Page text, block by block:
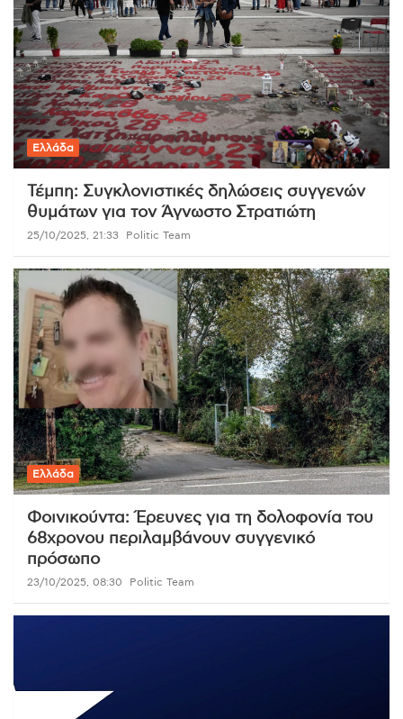
Ελλάδα
Τέμπη: Συγκλονιστικές δηλώσεις συγγενών
θυμάτων για τον Άγνωστο Στρατιώτη
25/10/2025, 21:33 Politic Team
Ελλάδα
Φοινικούντα: Έρευνες για τη δολοφονία του
68χρονου περιλαμβάνουν συγγενικό
πρόσωπο
23/10/2025, 08:30 Politic Team